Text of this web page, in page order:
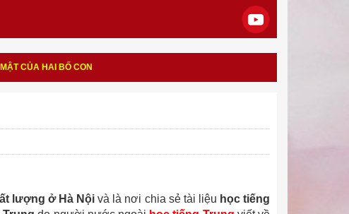
CỦA HAI BỐ CON
lượng ở Hà Nội và là nơi chia sẻ tài liệu học tiếng